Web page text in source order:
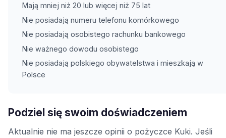
Mają mniej niż 20 lub więcej niż 75 lat
Nie posiadają numeru telefonu komórkowego
Nie posiadają osobistego rachunku bankowego
Nie ważnego dowodu osobistego
Nie posiadają polskiego obywatelstwa i mieszkają w
Polsce
Podziel się swoim doświadczeniem
Aktualnie nie ma jeszcze opinii o pożyczce Kuki. Jeśli